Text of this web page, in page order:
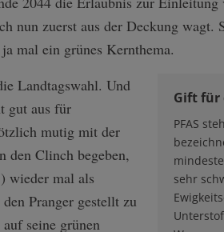
nun zuerst aus der Deckung wagt.
mal ein grünes Kernthema.
Gift für
PFAS
sehr
Landtagswahl. Und
gut aus für
mutig mit der
den Clinch begeben,
wieder mal als
Pranger gestellt zu
seine grünen